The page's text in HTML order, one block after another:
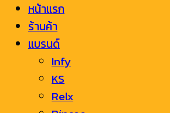
หน้าแรก
ร้านค้า
แบรนด์
Infy
KS
Relx